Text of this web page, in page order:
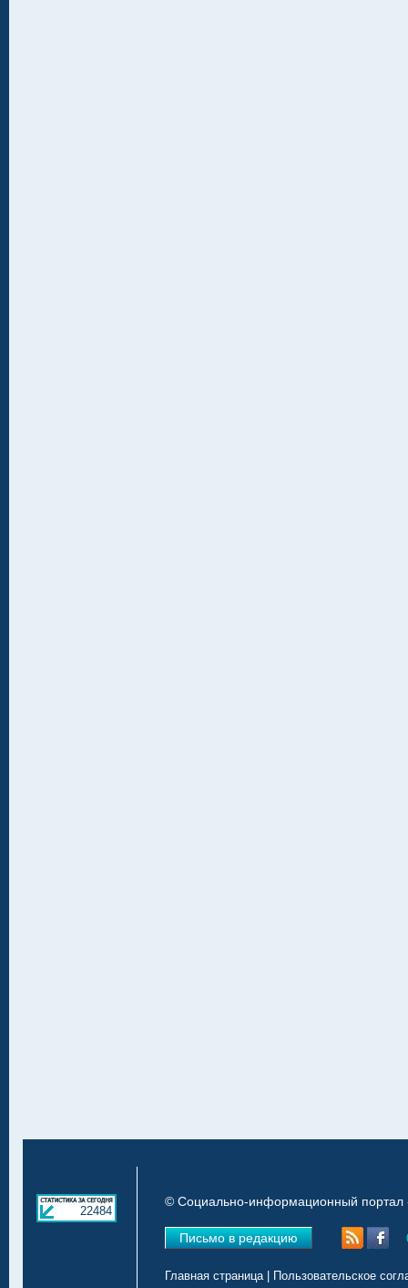
22484
© Социально-информационный портал
Письмо в редакцию
Главная страница| Пользовательское